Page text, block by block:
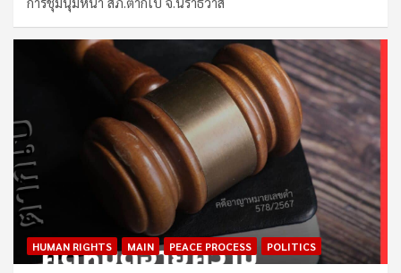
HUMAN RIGHTS MAIN PEACE PROCESS POLITICS